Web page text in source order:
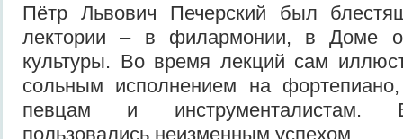
Пётр Львович Печерский был
лектории – в филармонии, в Доме
культуры. Во время лекций сам
сольным исполнением на
певцам и инструменталистам.
пользовались неизменным успехом.